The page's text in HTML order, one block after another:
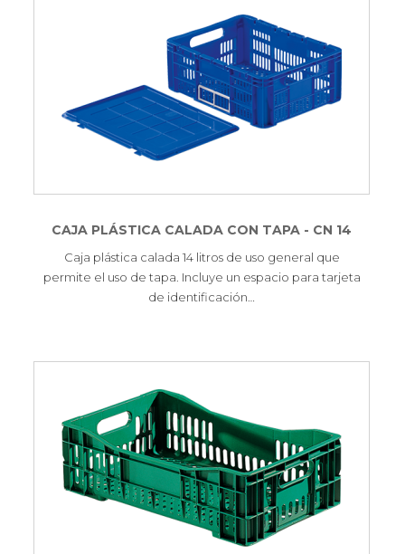
CAJA PLÁSTICA CALADA CON TAPA - CN 14
Caja plástica calada 14 litros de uso general que
permite el uso de tapa. Incluye un espacio para tarjeta
de identificación…